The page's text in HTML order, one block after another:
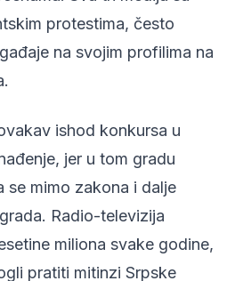
protestima, često
na svojim profilima na
ishod konkursa u
jer u tom gradu
se mimo zakona i dalje
Radio-televizija
miliona svake godine,
pratiti mitinzi Srpske